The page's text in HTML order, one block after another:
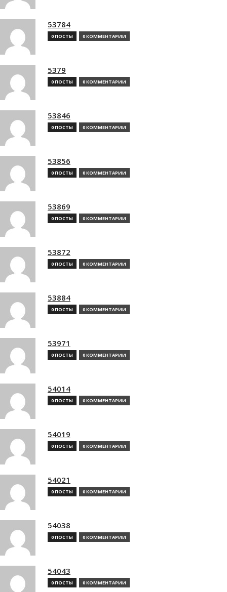
53784
0 ПОСТЫ 0 КОММЕНТАРИИ
5379
0 ПОСТЫ 0 КОММЕНТАРИИ
53846
0 ПОСТЫ 0 КОММЕНТАРИИ
53856
0 ПОСТЫ 0 КОММЕНТАРИИ
53869
0 ПОСТЫ 0 КОММЕНТАРИИ
53872
0 ПОСТЫ 0 КОММЕНТАРИИ
53884
0 ПОСТЫ 0 КОММЕНТАРИИ
53971
0 ПОСТЫ 0 КОММЕНТАРИИ
54014
0 ПОСТЫ 0 КОММЕНТАРИИ
54019
0 ПОСТЫ 0 КОММЕНТАРИИ
54021
0 ПОСТЫ 0 КОММЕНТАРИИ
54038
0 ПОСТЫ 0 КОММЕНТАРИИ
54043
0 ПОСТЫ 0 КОММЕНТАРИИ